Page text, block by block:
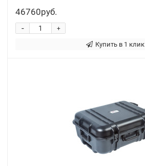
46760руб.
+
-
Купить в 1 клик